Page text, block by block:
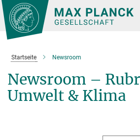
Hauptinhalt
Startseite Newsroom
Newsroom –
Umwelt & Klima